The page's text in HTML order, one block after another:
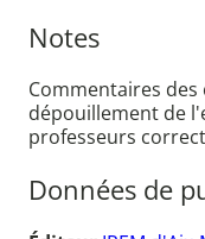
Notes
Commentaires
dépouillement de
professeurs
Données de